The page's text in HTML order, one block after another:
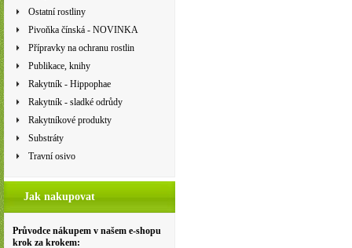
Ostatní rostliny
Pivoňka čínská - NOVINKA
Přípravky na ochranu rostlin
Publikace, knihy
Rakytník - Hippophae
Rakytník - sladké odrůdy
Rakytníkové produkty
Substráty
Travní osivo
Jak nakupovat
Průvodce nákupem v našem e-shopu
krok za krokem: